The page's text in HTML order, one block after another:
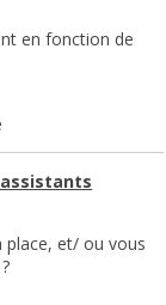
en fonction de
assistants
place, et/ ou vous